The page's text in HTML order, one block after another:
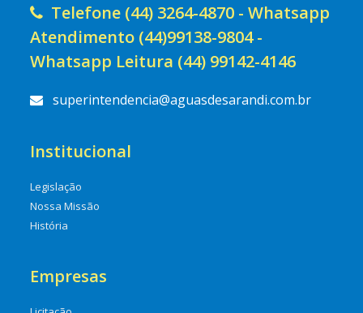
Telefone (44) 3264-4870 - Whatsapp
Atendimento (44)99138-9804 -
Whatsapp Leitura (44) 99142-4146
superintendencia@aguasdesarandi.com.br
Institucional
Legislação
Nossa Missão
História
Empresas